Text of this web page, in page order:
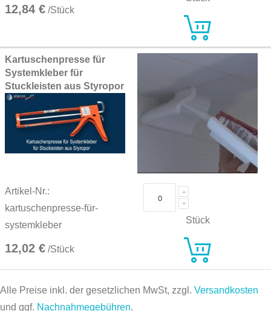
12,84 € /Stück
Kartuschenpresse für
Systemkleber für
Stuckleisten aus Styropor
Artikel-Nr.:
kartuschenpresse-für-
systemkleber
12,02 € /Stück
Stück
Alle Preise inkl. der gesetzlichen MwSt, zzgl. Versandkosten
und ggf. Nachnahmegebühren.